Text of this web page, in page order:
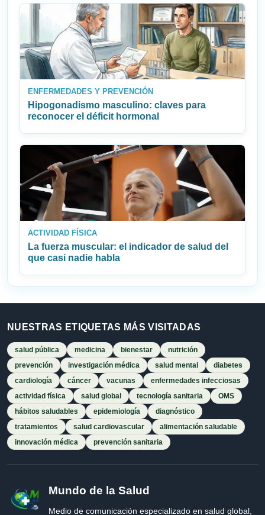
ENFERMEDADES Y PREVENCIÓN
Hipogonadismo masculino: claves para
reconocer el déficit hormonal
ACTIVIDAD FÍSICA
La fuerza muscular: el indicador de salud del
que casi nadie habla
NUESTRAS ETIQUETAS MÁS VISITADAS
salud pública medicina bienestar
nutrición
prevención
investigación médica salud mental
diabetes
cardiología
cáncer vacunas
enfermedades infecciosas
actividad física
salud global tecnología sanitaria
OMS
hábitos saludables
epidemiología
diagnóstico
tratamientos
salud cardiovascular
alimentación saludable
innovación médica
prevención sanitaria
Mundo de la Salud
Medio de comunicación especializado en salud global,